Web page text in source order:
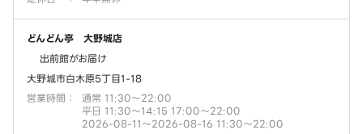
どんどん亭 大野城店
出前館がお届け
大野城市白木原5丁目1-18
営業時間 ：
通常 11:30～22:00
平日 11:30～14:15 17:00～22:00
2026-08-11～2026-08-16 11:30～22:00